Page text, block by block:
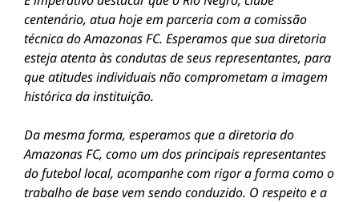
centenário, atua hoje em parceria com a comissão
técnica do Amazonas FC. Esperamos que sua diretoria
esteja atenta às condutas de seus representantes, para
que atitudes individuais não comprometam a imagem
histórica da instituição.
​Da mesma forma, esperamos que a diretoria do
Amazonas FC, como um dos principais representantes
do futebol local, acompanhe com rigor a forma como o
trabalho de base vem sendo conduzido. O respeito e a